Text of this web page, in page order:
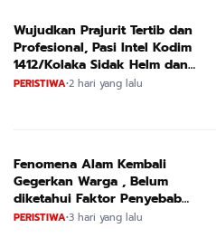
Wujudkan Prajurit Tertib dan
Profesional, Pasi Intel Kodim
1412/Kolaka Sidak Helm dan
Kendaraan
PERISTIWA•2 hari yang lalu
Fenomena Alam Kembali
Gegerkan Warga , Belum
diketahui Faktor Penyebab
Suara
PERISTIWA•3 hari yang lalu